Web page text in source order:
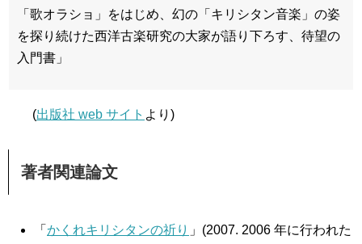
「歌オラショ」をはじめ、幻の「キリシタン音楽」の姿
を探り続けた西洋古楽研究の大家が語り下ろす、待望の
入門書」
(出版社 web サイト より)
著者関連論文
「 かくれキリシタンの祈り 」(2007. 2006 年に行われた